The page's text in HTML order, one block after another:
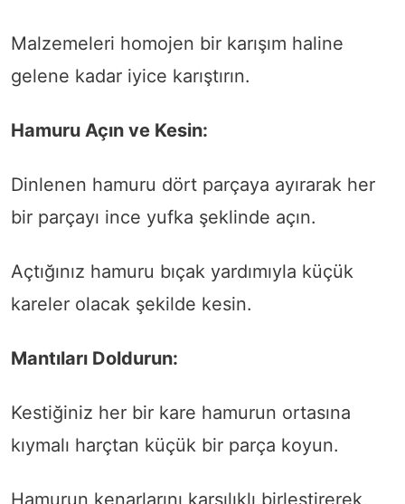
Malzemeleri homojen bir karışım haline
gelene kadar iyice karıştırın.
Hamuru Açın ve Kesin:
Dinlenen hamuru dört parçaya ayırarak her
bir parçayı ince yufka şeklinde açın.
Açtığınız hamuru bıçak yardımıyla küçük
kareler olacak şekilde kesin.
Mantıları Doldurun:
Kestiğiniz her bir kare hamurun ortasına
kıymalı harçtan küçük bir parça koyun.